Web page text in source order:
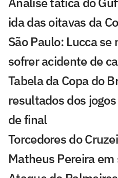
ida das oitavas da
São Paulo: Lucca
sofrer acidente de
Tabela da Copa do
resultados dos
de final
Torcedores do
Matheus Pereira